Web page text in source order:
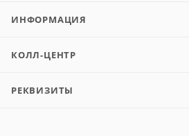
ИНФОРМАЦИЯ
КОЛЛ-ЦЕНТР
РЕКВИЗИТЫ